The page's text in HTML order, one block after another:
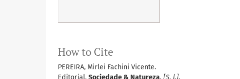
How to Cite
PEREIRA, Mirlei Fachini Vicente.